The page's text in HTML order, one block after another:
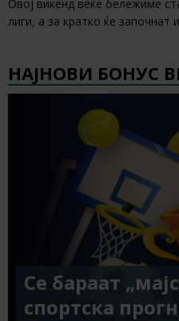
Овој викенд веќе бележиме
лиги, а за кратко ќе започнат и
НАЈНОВИ БОНУС
Се бараат
спортска